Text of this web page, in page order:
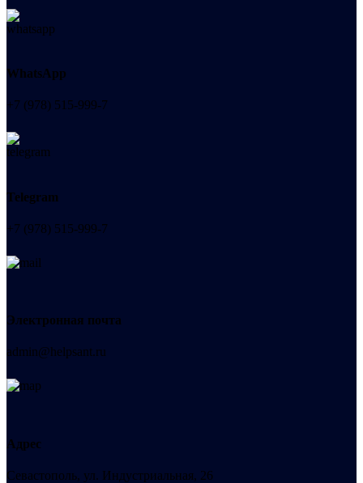
WhatsApp
+7 (978) 515-999-7
Telegram
+7 (978) 515-999-7
Электронная почта
admin@helpsant.ru
Адрес
Севастополь, ул. Индустриальная, 26